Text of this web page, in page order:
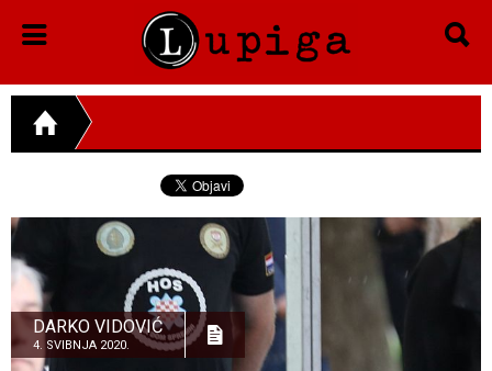
DARKO VIDOVIĆ
4. SVIBNJA 2020.